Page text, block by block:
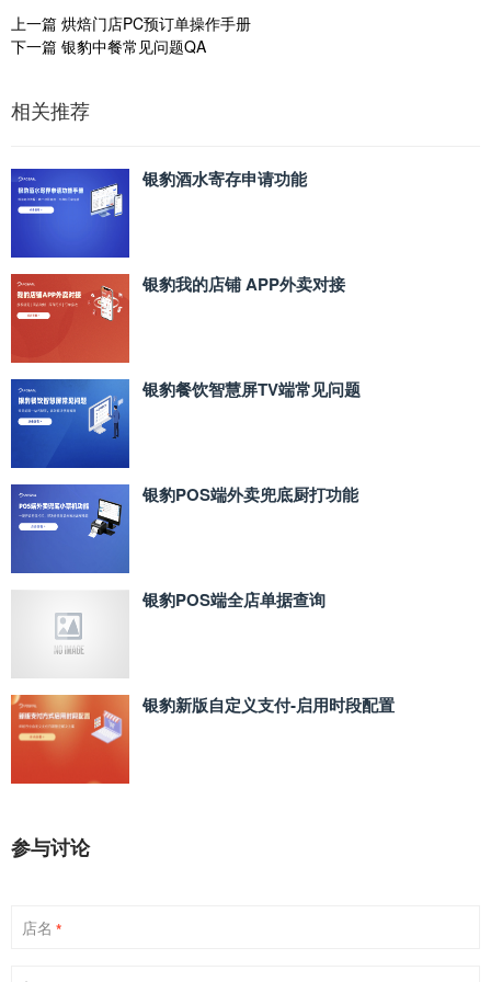
上一篇 烘焙门店PC预订单操作手册
下一篇 银豹中餐常见问题QA
相关推荐
银豹酒水寄存申请功能
银豹我的店铺 APP外卖对接
银豹餐饮智慧屏TV端常见问题
银豹POS端外卖兜底厨打功能
银豹POS端全店单据查询
银豹新版自定义支付‑启用时段配置
参与讨论
店名 *